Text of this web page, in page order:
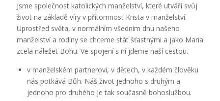
Jsme společnost katolických manželství, které utváří svůj
život na základě víry v přítomnost Krista v manželství.
Uprostřed světa, v normálním všedním dnu našeho
manželství a rodiny se chceme stát šťastnými a jako Maria
zcela náležet Bohu. Ve spojení s ní jdeme naší cestou.
v manželském partnerovi, v dětech, v každém člověku
nás potkává Bůh. Náš život jednoho s druhým a
jednoho pro druhého je tak současně bohoslužbou.